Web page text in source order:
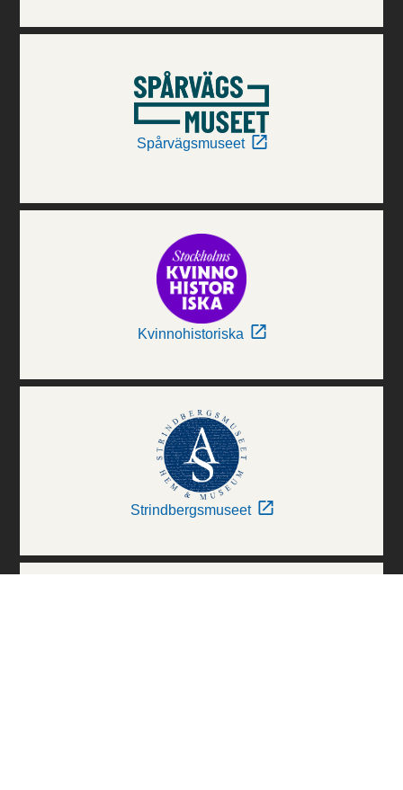
Spårvägsmuseet
Kvinnohistoriska
Strindbergsmuseet